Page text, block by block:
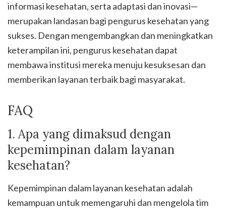
informasi kesehatan, serta adaptasi dan inovasi—
merupakan landasan bagi pengurus kesehatan yang
sukses. Dengan mengembangkan dan meningkatkan
keterampilan ini, pengurus kesehatan dapat
membawa institusi mereka menuju kesuksesan dan
memberikan layanan terbaik bagi masyarakat.
FAQ
1. Apa yang dimaksud dengan
kepemimpinan dalam layanan
kesehatan?
Kepemimpinan dalam layanan kesehatan adalah
kemampuan untuk memengaruhi dan mengelola tim